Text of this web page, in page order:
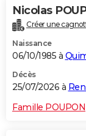
Nicolas
Créer une
Naissance
06/10/1985 à
Décès
25/07/2026 à
Famille POUPON